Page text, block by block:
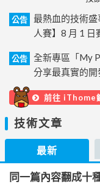
公告
最熱血的技術
人賽】8 月 1 日
公告
全新專區「My
分享最真實的開
前往 iThome
技術文章
最新
同一篇內容翻成十